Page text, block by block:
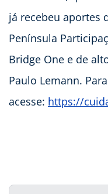
já recebeu aportes
Península
Bridge One e de
Paulo Lemann.
acesse: https://